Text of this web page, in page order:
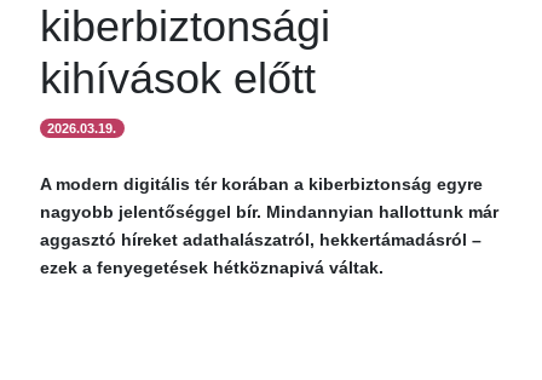
kiberbiztonsági
kihívások előtt
2026.03.19.
A modern digitális tér korában a kiberbiztonság egyre
nagyobb jelentőséggel bír. Mindannyian hallottunk már
aggasztó híreket adathalászatról, hekkertámadásról –
ezek a fenyegetések hétköznapivá váltak.